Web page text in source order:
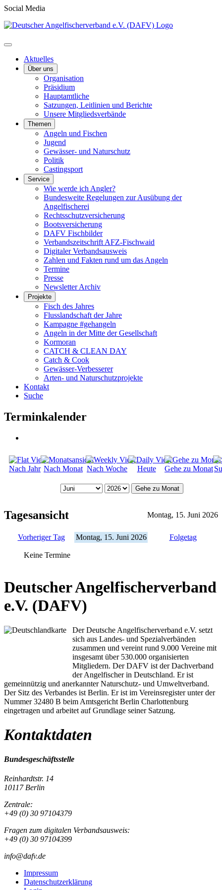
Social Media
Aktuelles
Über uns
Organisation
Präsidium
Hauptamtliche
Satzungen, Leitlinien und Berichte
Unsere Mitgliedsverbände
Themen
Angeln und Fischen
Jugend
Gewässer- und Naturschutz
Politik
Castingsport
Service
Wie werde ich Angler?
Bundesweite Regelungen zur Ausübung der
Angelfischerei
Rechtsschutzversicherung
Bootsversicherung
DAFV Fischbilder
Verbandszeitschrift AFZ-Fischwaid
Digitaler Verbandsausweis
Zahlen und Fakten rund um das Angeln
Termine
Presse
Newsletter Archiv
Projekte
Fisch des Jahres
Flusslandschaft der Jahre
Kampagne #gehangeln
Angeln in der Mitte der Gesellschaft
Kormoran
CATCH & CLEAN DAY
Catch & Cook
Gewässer-Verbesserer
Arten- und Naturschutzprojekte
Kontakt
Suche
Terminkalender
Nach Jahr Nach Monat Nach Woche Heute Gehe zu Monat
Gehe zu Monat
Tagesansicht Montag, 15. Juni 2026
Vorheriger Tag Montag, 15. Juni 2026 Folgetag
Keine Termine
Deutscher Angelfischerverband
e.V. (DAFV)
Der Deutsche Angelfischerverband e.V. setzt
sich aus Landes- und Spezialverbänden
zusammen und vereint rund 9.000 Vereine mit
insgesamt über 530.000 organisierten
Mitgliedern. Der DAFV ist der Dachverband
der Angelfischer in Deutschland. Er ist
gemeinnützig und anerkannter Naturschutz- und Umweltverband.
Der Sitz des Verbandes ist Berlin. Er ist im Vereinsregister unter der
Nummer 32480 B beim Amtsgericht Berlin Charlottenburg
eingetragen und arbeitet auf Grundlage seiner Satzung.
Kontaktdaten
Bundesgeschäftsstelle
Reinhardtstr. 14
10117 Berlin
Zentrale:
+49 (0) 30 97104379
Fragen zum digitalen Verbandsausweis:
+49 (0) 30 97104399
info@dafv.de
Impressum
Datenschutzerklärung